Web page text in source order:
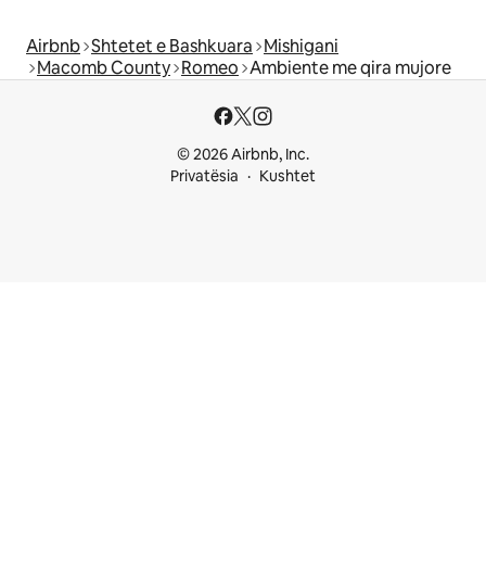
Airbnb Shtetet e Bashkuara Mishigani
Macomb County Romeo Ambiente me qira mujore
© 2026 Airbnb, Inc.
Privatësia
Kushtet